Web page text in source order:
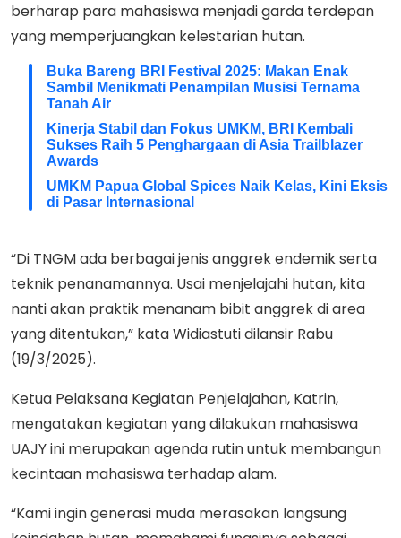
berharap para mahasiswa menjadi garda terdepan
yang memperjuangkan kelestarian hutan.
Buka Bareng BRI Festival 2025: Makan Enak
Sambil Menikmati Penampilan Musisi Ternama
Tanah Air
Kinerja Stabil dan Fokus UMKM, BRI Kembali
Sukses Raih 5 Penghargaan di Asia Trailblazer
Awards
UMKM Papua Global Spices Naik Kelas, Kini Eksis
di Pasar Internasional
“Di TNGM ada berbagai jenis anggrek endemik serta
teknik penanamannya. Usai menjelajahi hutan, kita
nanti akan praktik menanam bibit anggrek di area
yang ditentukan,” kata Widiastuti dilansir Rabu
(19/3/2025).
Ketua Pelaksana Kegiatan Penjelajahan, Katrin,
mengatakan kegiatan yang dilakukan mahasiswa
UAJY ini merupakan agenda rutin untuk membangun
kecintaan mahasiswa terhadap alam.
“Kami ingin generasi muda merasakan langsung